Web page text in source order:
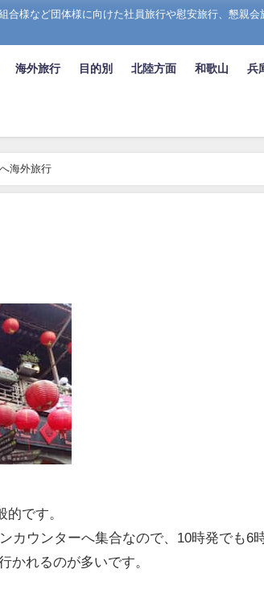
様など団体様に向けた社員旅行や慰安旅行、懇親
海外旅行 目的別 北陸方面 和歌山 兵
海外旅行
です。
カウンターへ集合なので、10時発でも6
かれるのが多いです。